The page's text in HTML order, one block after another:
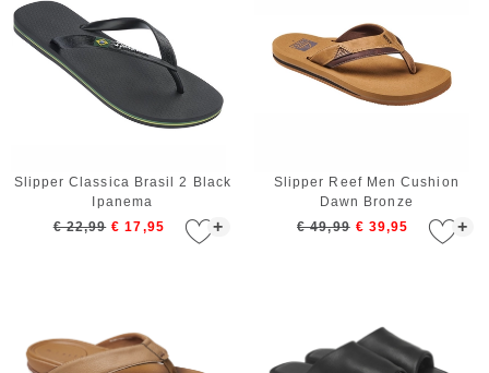
+
Slipper Classica Brasil 2 Black
Ipanema
€ 22,99 € 17,95 +
Slipper Reef Men Cushion
Dawn Bronze
€ 49,99 € 39,95